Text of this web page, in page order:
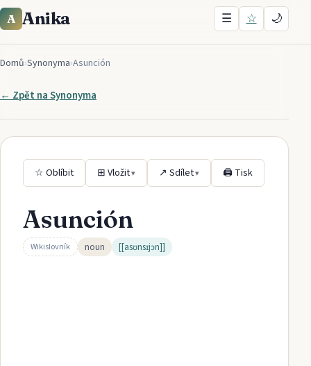
A Anika ☰ ☆ 🌙
Domů›Synonyma›Asunción
← Zpět naSynonyma
☆ Oblíbit ⊞ Vložit▾ ↗ Sdílet▾ 🖨 Tisk
Asunción
Wikislovník noun [[asʊnsɪjɔn]]